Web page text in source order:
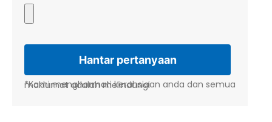
*Kami menghormati kerahsiaan anda dan semua maklumat adalah melindungi